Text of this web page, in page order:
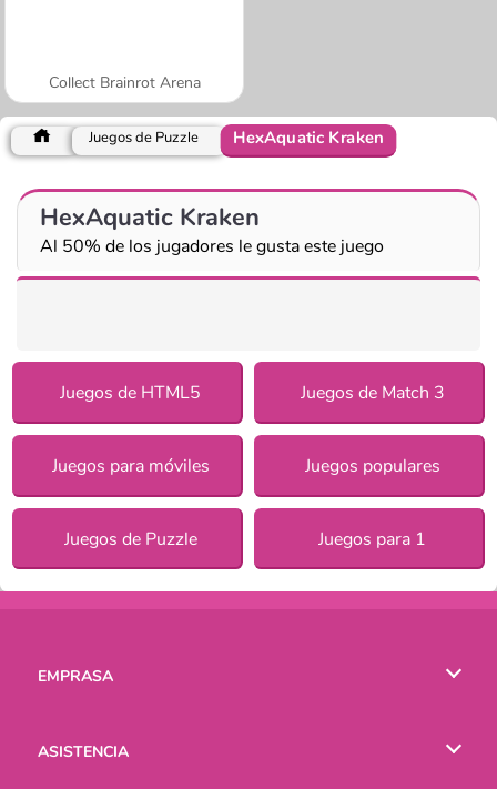
Collect Brainrot Arena
Juegos de Puzzle HexAquatic Kraken
HexAquatic Kraken
Al 50% de los jugadores le gusta este juego
Juegos de HTML5 Juegos de Match 3
Juegos para móviles Juegos populares
Juegos de Puzzle Juegos para 1
EMPRASA
ASISTENCIA